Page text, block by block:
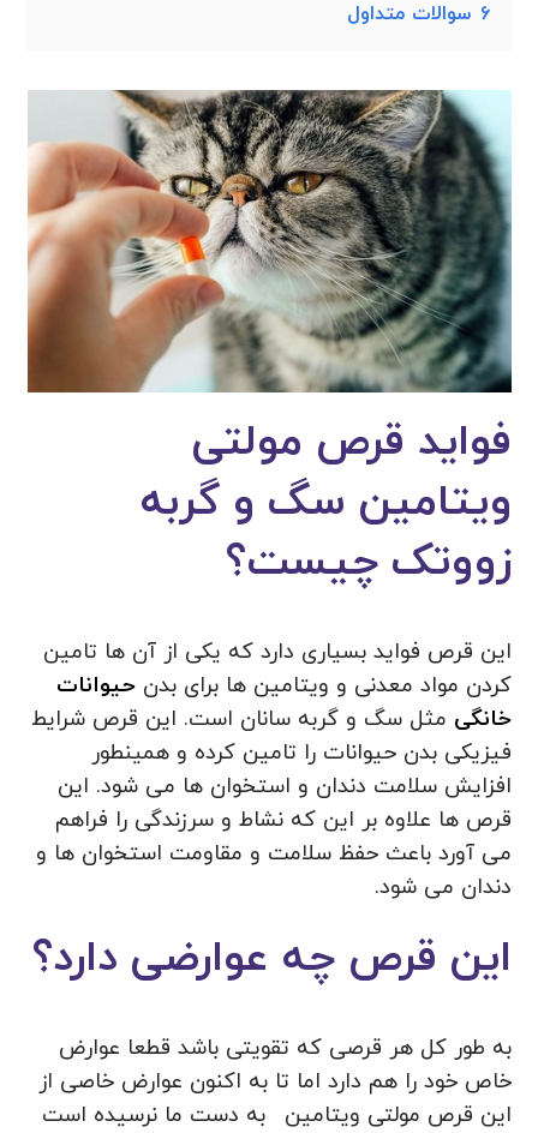
6 سوالات متداول
فواید قرص مولتی
ویتامین سگ و گربه
زووتک چیست؟
این قرص فواید بسیاری دارد که یکی از آن ها تامین
کردن مواد معدنی و ویتامین ها برای بدنحیوانات
خانگی مثل سگ و گربه سانان است. این قرص شرایط
فیزیکی بدن حیوانات را تامین کرده و همینطور
افزایش سلامت دندان و استخوان ها می شود. این
قرص ها علاوه بر این که نشاط و سرزندگی را فراهم
می آورد باعث حفظ سلامت و مقاومت استخوان ها و
دندان می شود.
این قرص چه عوارضی دارد؟
به طور کل هر قرصی که تقویتی باشد قطعا عوارض
خاص خود را هم دارد اما تا به اکنون عوارض خاصی از
این قرص مولتی ویتامین
به دست ما نرسیده است